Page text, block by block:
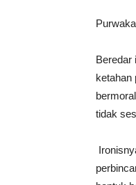
Beredar
ketahan
tidak